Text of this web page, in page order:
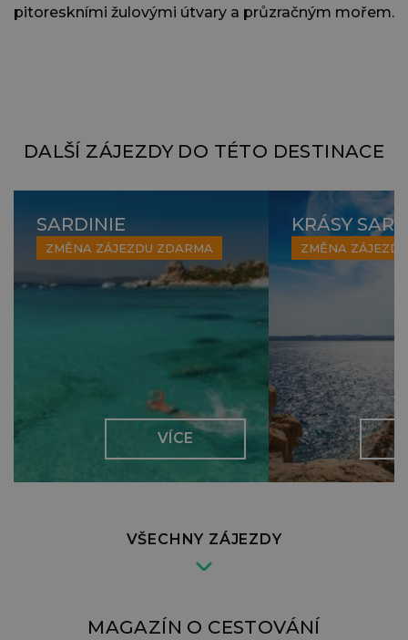
pitoreskními žulovými útvary a průzračným mořem.
DALŠÍ ZÁJEZDY DO TÉTO DESTINACE
SARDINIE
ZMĚNA ZÁJEZDU ZDARMA
VÍCE
KRÁSY
ZMĚNA
VŠECHNY ZÁJEZDY
MAGAZÍN O CESTOVÁNÍ